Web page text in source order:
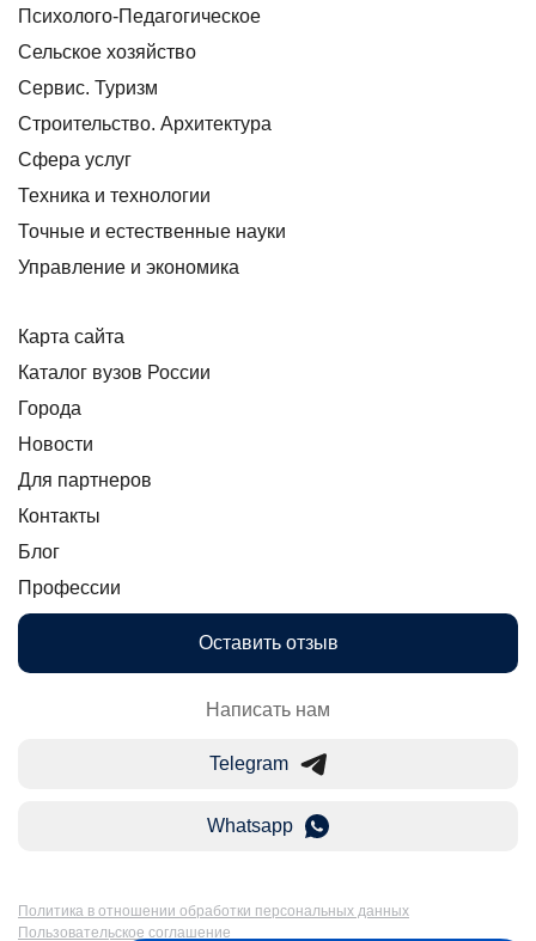
Психолого-Педагогическое
Сельское хозяйство
Сервис. Туризм
Строительство. Архитектура
Сфера услуг
Техника и технологии
Точные и естественные науки
Управление и экономика
Карта сайта
Каталог вузов России
Города
Новости
Для партнеров
Контакты
Блог
Профессии
Оставить отзыв
Написать нам
Telegram
Whatsapp
Политика в отношении обработки персональных данных
Пользовательское соглашение